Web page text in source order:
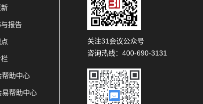
报告
帮助中心
易帮助中心
关注31会议公众号
咨询热线：400-690-3131